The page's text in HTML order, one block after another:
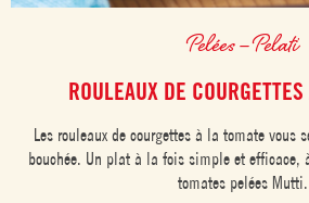
Pelées – Pelati
ROULEAUX DE
Les rouleaux de courgettes à la tomate vous
bouchée. Un plat à la fois simple et efficace,
tomates pelées Mutti.